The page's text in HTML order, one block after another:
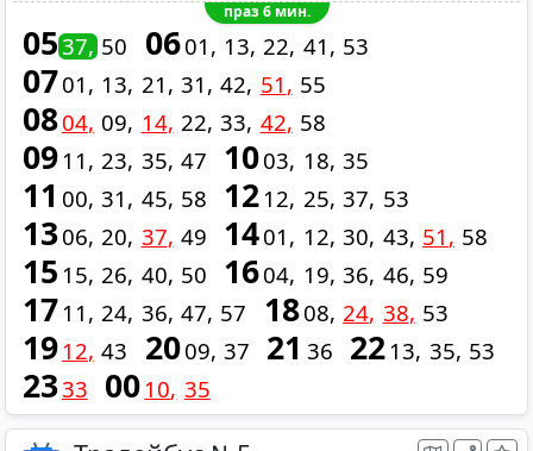
праз 6 мин.
0537 50 0601 13 22 41 53
0701 13 21 31 42 51 55
0804 09 14 22 33 42 58
09 11 23 35 47 1003 18 35
11 00 31 45 58 12 12 25 37 53
1306 20 37 49 1401 12 30 43 51 58
15 15 26 40 50 1604 19 36 46 59
17 11 24 36 47 57 1808 24 38 53
19 12 43 2009 37 21 36 22 13 35 53
2333 00 10 35